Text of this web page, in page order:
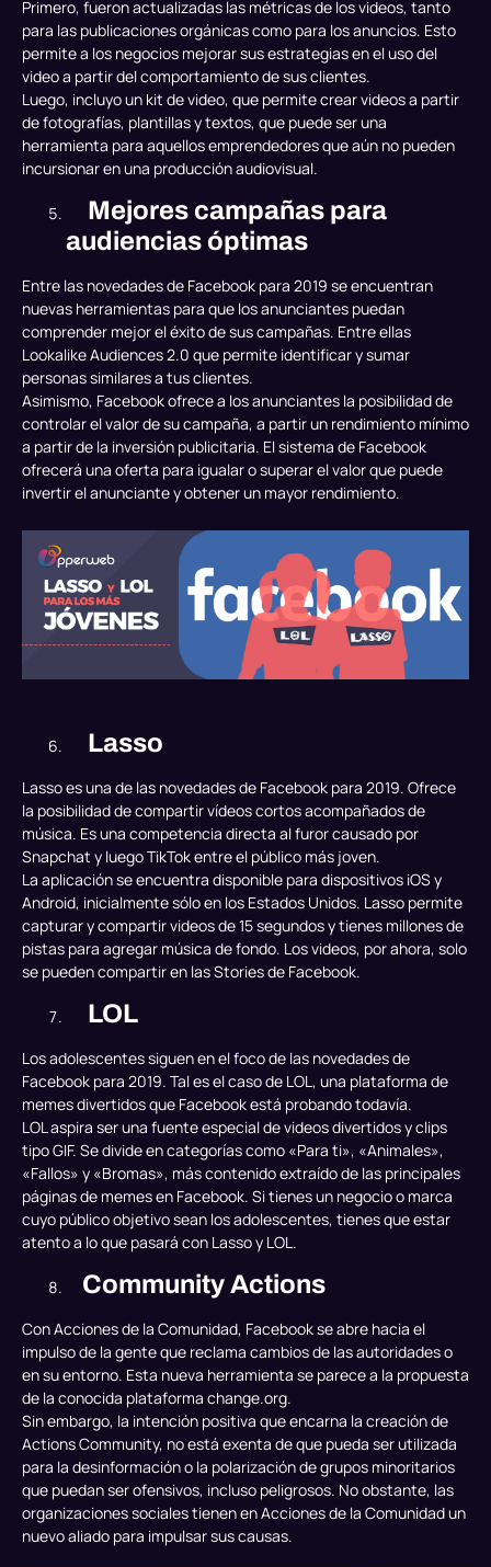
Primero, fueron actualizadas las métricas de los videos, tanto
para las publicaciones orgánicas como para los anuncios. Esto
permite a los negocios mejorar sus estrategias en el uso del
video a partir del comportamiento de sus clientes.
Luego, incluyo un kit de video, que permite crear videos a partir
de fotografías, plantillas y textos, que puede ser una
herramienta para aquellos emprendedores que aún no pueden
incursionar en una producción audiovisual.
Mejores campañas para
audiencias óptimas
Entre las novedades de Facebook para 2019 se encuentran
nuevas herramientas para que los anunciantes puedan
comprender mejor el éxito de sus campañas. Entre ellas
Lookalike Audiences 2.0 que permite identificar y sumar
personas similares a tus clientes.
Asimismo, Facebook ofrece a los anunciantes la posibilidad de
controlar el valor de su campaña, a partir un rendimiento mínimo
a partir de la inversión publicitaria. El sistema de Facebook
ofrecerá una oferta para igualar o superar el valor que puede
invertir el anunciante y obtener un mayor rendimiento.
Lasso
Lasso es una de las novedades de Facebook para 2019. Ofrece
la posibilidad de compartir vídeos cortos acompañados de
música. Es una competencia directa al furor causado por
Snapchat y luego TikTok entre el público más joven.
La aplicación se encuentra disponible para dispositivos iOS y
Android, inicialmente sólo en los Estados Unidos. Lasso permite
capturar y compartir videos de 15 segundos y tienes millones de
pistas para agregar música de fondo. Los videos, por ahora, solo
se pueden compartir en las Stories de Facebook.
LOL
Los adolescentes siguen en el foco de las novedades de
Facebook para 2019. Tal es el caso de LOL, una plataforma de
memes divertidos que Facebook está probando todavía.
LOL aspira ser una fuente especial de videos divertidos y clips
tipo GIF. Se divide en categorías como «Para ti», «Animales»,
«Fallos» y «Bromas», más contenido extraído de las principales
páginas de memes en Facebook. Si tienes un negocio o marca
cuyo público objetivo sean los adolescentes, tienes que estar
atento a lo que pasará con Lasso y LOL.
Community Actions
Con Acciones de la Comunidad, Facebook se abre hacia el
impulso de la gente que reclama cambios de las autoridades o
en su entorno. Esta nueva herramienta se parece a la propuesta
de la conocida plataforma change.org.
Sin embargo, la intención positiva que encarna la creación de
Actions Community, no está exenta de que pueda ser utilizada
para la desinformación o la polarización de grupos minoritarios
que puedan ser ofensivos, incluso peligrosos. No obstante, las
organizaciones sociales tienen en Acciones de la Comunidad un
nuevo aliado para impulsar sus causas.